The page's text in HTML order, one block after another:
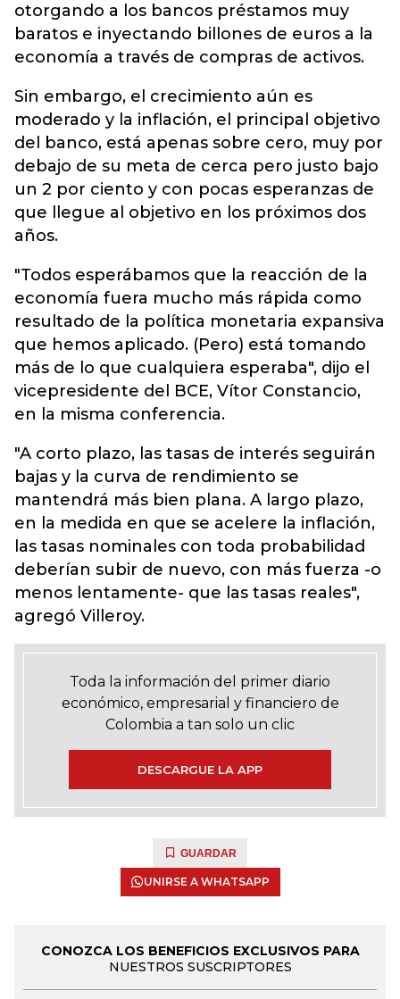
otorgando a los bancos préstamos muy
baratos e inyectando billones de euros a la
economía a través de compras de activos.
Sin embargo, el crecimiento aún es
moderado y la inflación, el principal objetivo
del banco, está apenas sobre cero, muy por
debajo de su meta de cerca pero justo bajo
un 2 por ciento y con pocas esperanzas de
que llegue al objetivo en los próximos dos
años.
"Todos esperábamos que la reacción de la
economía fuera mucho más rápida como
resultado de la política monetaria expansiva
que hemos aplicado. (Pero) está tomando
más de lo que cualquiera esperaba", dijo el
vicepresidente del BCE, Vítor Constancio,
en la misma conferencia.
"A corto plazo, las tasas de interés seguirán
bajas y la curva de rendimiento se
mantendrá más bien plana. A largo plazo,
en la medida en que se acelere la inflación,
las tasas nominales con toda probabilidad
deberían subir de nuevo, con más fuerza -o
menos lentamente- que las tasas reales",
agregó Villeroy.
Toda la información del primer diario
económico, empresarial y financiero de
Colombia a tan solo un clic
DESCARGUE LA APP
GUARDAR
UNIRSE A WHATSAPP
CONOZCA LOS BENEFICIOS EXCLUSIVOS PARA
NUESTROS SUSCRIPTORES